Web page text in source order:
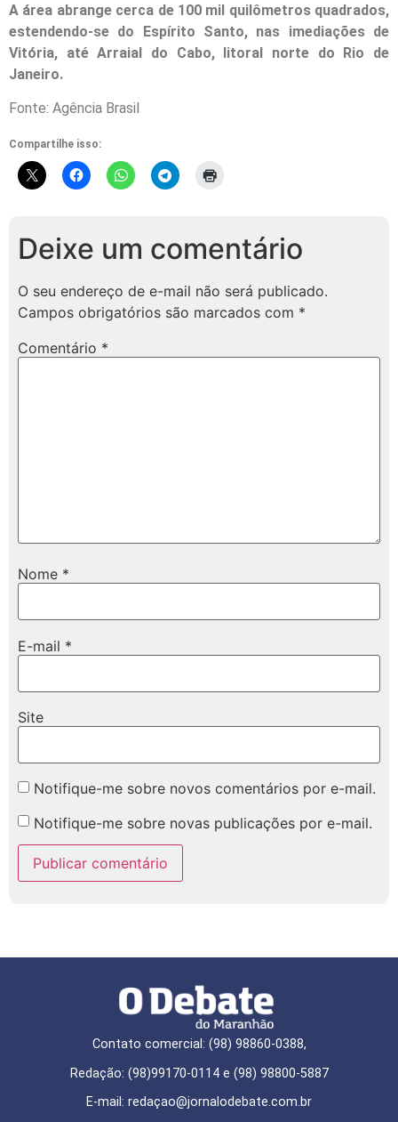
A área abrange cerca de 100 mil quilômetros quadrados,
estendendo-se do Espírito Santo, nas imediações de
Vitória, até Arraial do Cabo, litoral norte do Rio de
Janeiro.
Fonte: Agência Brasil
Compartilhe isso:
Deixe um comentário
O seu endereço de e-mail não será publicado.
Campos obrigatórios são marcados com *
Comentário *
Nome *
E-mail *
Site
Notifique-me sobre novos comentários por e-mail.
Notifique-me sobre novas publicações por e-mail.
Contato comercial: (98) 98860-0388,
Redação: (98)99170-0114 e (98) 98800-5887
E-mail: redaçao@jornalodebate.com.br